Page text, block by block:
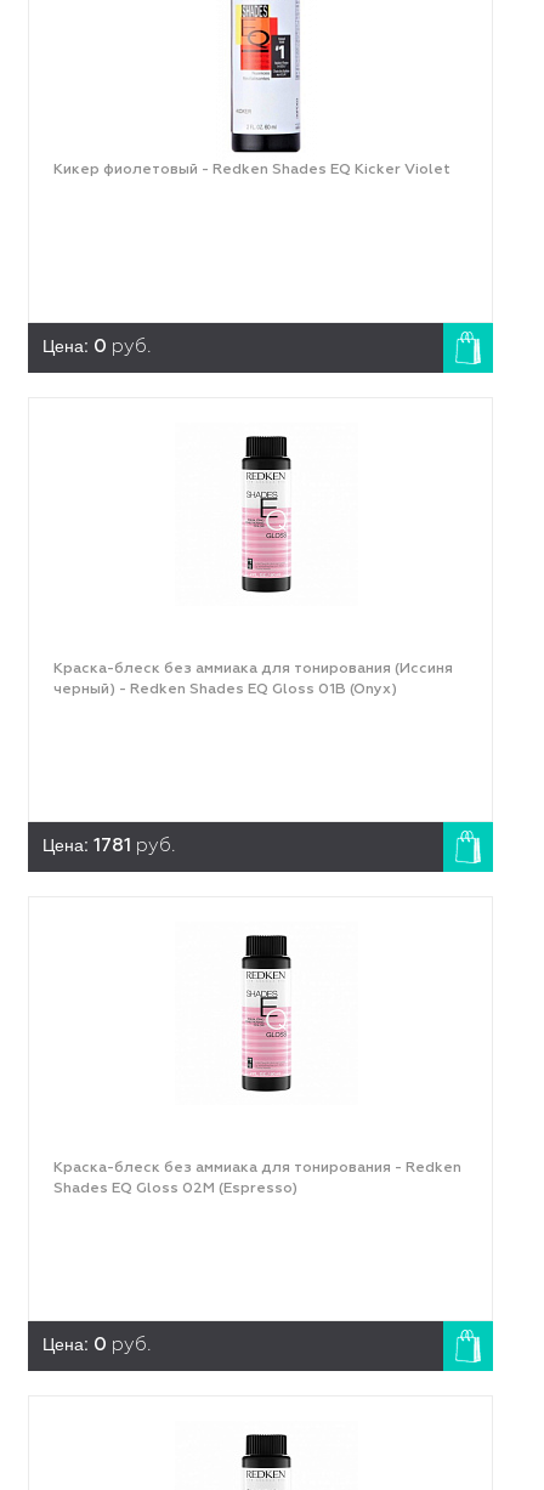
Кикер фиолетовый - Redken Shades EQ Kicker Violet
Цена: 0 руб.
Краска-блеск без аммиака для тонирования (Иссиня
черный) - Redken Shades EQ Gloss 01B (Onyx)
Цена: 1781 руб.
Краска-блеск без аммиака для тонирования - Redken
Shades EQ Gloss 02M (Espresso)
Цена: 0 руб.